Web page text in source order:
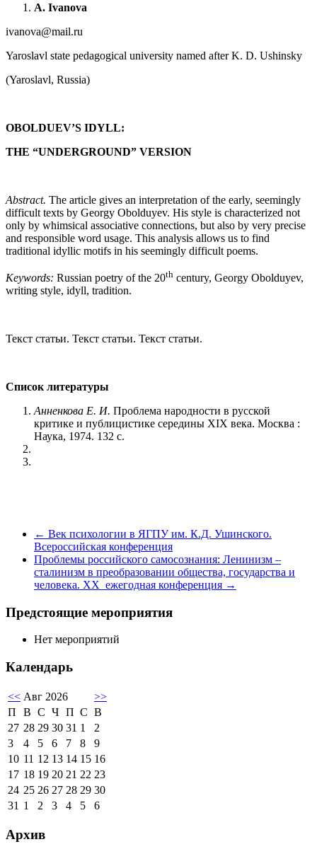
A. Ivanova
ivanova@mail.ru
Yaroslavl state pedagogical university named after K. D. Ushinsky
(Yaroslavl, Russia)
OBOLDUEV’S IDYLL:
THE “UNDERGROUND” VERSION
Abstract. The article gives an interpretation of the early, seemingly
difficult texts by Georgy Obolduyev. His style is characterized not
only by whimsical associative connections, but also by very precise
and responsible word usage. This analysis allows us to find
traditional idyllic motifs in his seemingly difficult poems.
Keywords: Russian poetry of the 20th century, Georgy Obolduyev,
writing style, idyll, tradition.
Текст статьи. Текст статьи. Текст статьи.
Список литературы
Анненкова Е. И. Проблема народности в русской
критике и публицистике середины XIX века. Москва :
Наука, 1974. 132 с.
← Век психологии в ЯГПУ им. К.Д. Ушинского.
Всероссийская конференция
Проблемы российского самосознания: Ленинизм –
сталинизм в преобразовании общества, государства и
человека. XX ежегодная конференция →
Предстоящие мероприятия
Нет мероприятий
Календарь
<< Авг 2026
>>
П
В С Ч П С В
27 28 29 30 31 1
2
3
4 5 6 7 8
9
10 11 12 13 14 15 16
17 18 19 20 21 22 23
24 25 26 27 28 29 30
31 1 2 3 4 5 6
Архив